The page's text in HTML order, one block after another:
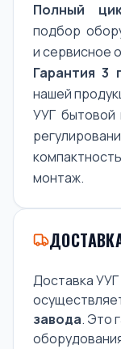
Полный
подбор
и сервисное
Гарантия 3
нашей
УУГ бытовой
монтаж.
Доставка
завода. Это